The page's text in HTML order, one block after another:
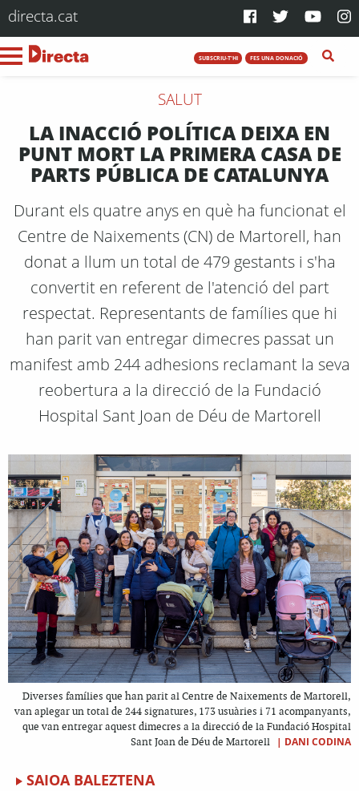
directa.cat
SUBSCRIU-T'HI FES UNA DONACIÓ
SALUT
LA INACCIÓ POLÍTICA DEIXA EN
PUNT MORT LA PRIMERA CASA DE
PARTS PÚBLICA DE CATALUNYA
Durant els quatre anys en què ha funcionat el
Centre de Naixements (CN) de Martorell, han
donat a llum un total de 479 gestants i s'ha
convertit en referent de l'atenció del part
respectat. Representants de famílies que hi
han parit van entregar dimecres passat un
manifest amb 244 adhesions reclamant la seva
reobertura a la direcció de la Fundació
Hospital Sant Joan de Déu de Martorell
Diverses famílies que han parit al Centre de Naixements de Martorell,
van aplegar un total de 244 signatures, 173 usuàries i 71 acompanyants,
que van entregar aquest dimecres a la direcció de la Fundació Hospital
Sant Joan de Déu de Martorell
| DANI CODINA
SAIOA BALEZTENA